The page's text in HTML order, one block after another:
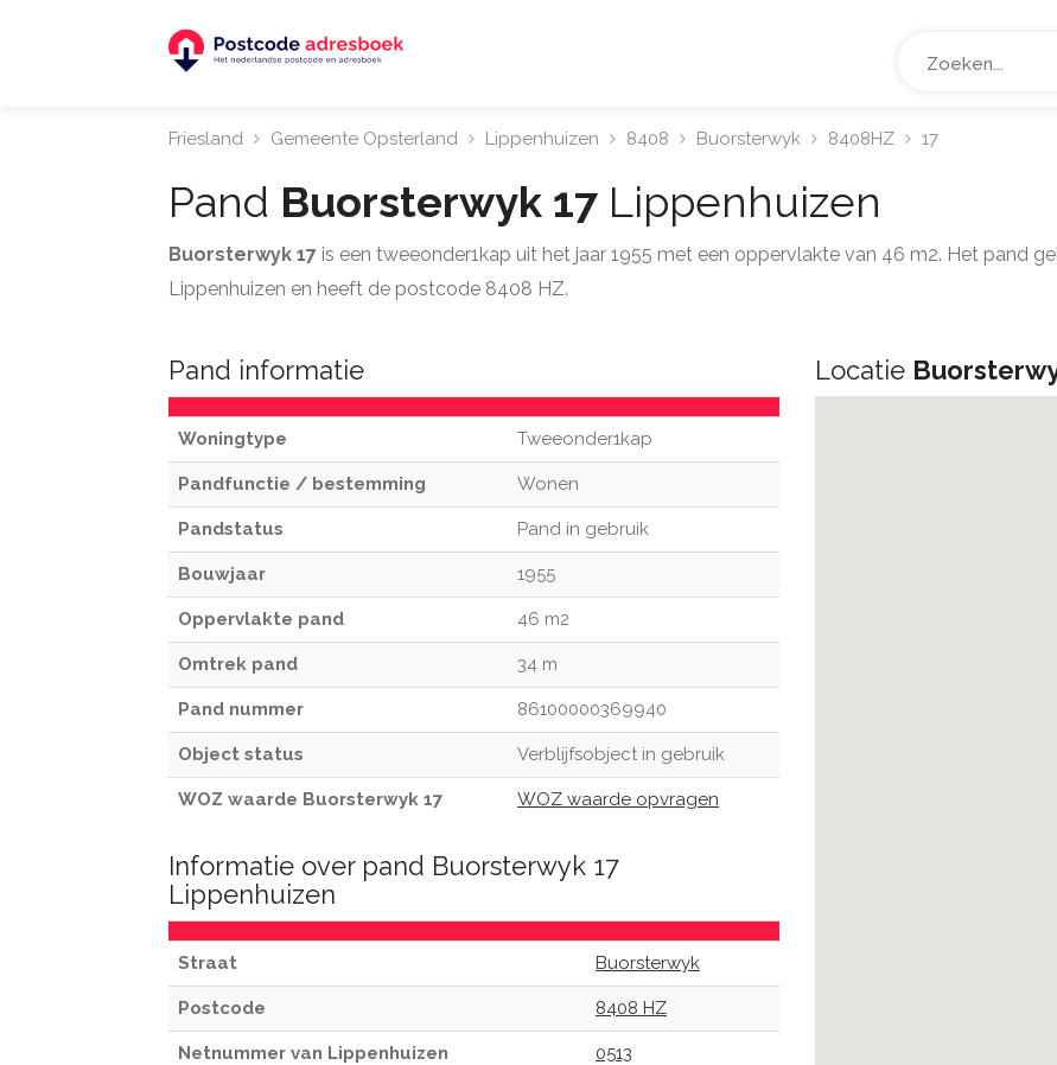
Friesland Gemeente Opsterland Lippenhuizen 8408 Buorsterwyk 8408HZ 17
Pand Buorsterwyk 17 Lippenhuizen
Buorsterwyk 17 is een tweeonder1kap uit het jaar 1955 met een oppervlakte van 46 m2. Het pand
Lippenhuizen en heeft de postcode 8408 HZ.
Pand informatie
Woningtype Tweeonder1kap
Pandfunctie / bestemming Wonen
Pandstatus Pand in gebruik
Bouwjaar 1955
Oppervlakte pand 46 m2
Omtrek pand 34 m
Pand nummer 86100000369940
Object status Verblijfsobject in gebruik
WOZ waarde Buorsterwyk 17 WOZ waarde opvragen
Informatie over pand Buorsterwyk 17
Lippenhuizen
Straat Buorsterwyk
Postcode 8408 HZ
Netnummer van Lippenhuizen 0513
Locatie